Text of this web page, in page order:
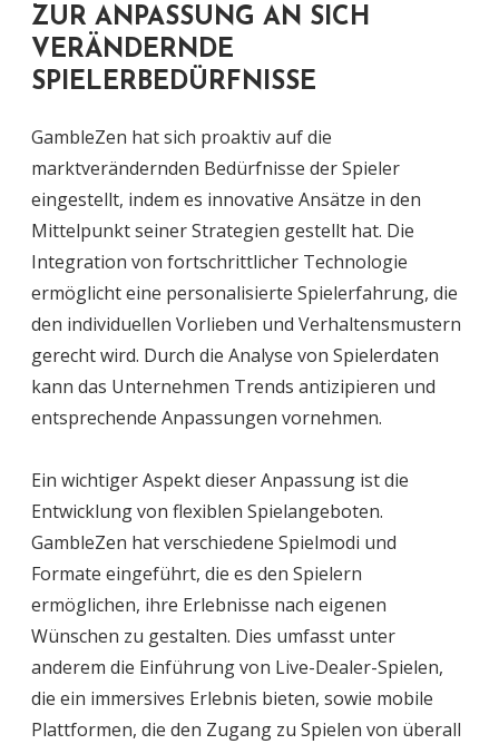
ZUR ANPASSUNG AN SICH
VERÄNDERNDE
SPIELERBEDÜRFNISSE
GambleZen hat sich proaktiv auf die
marktverändernden Bedürfnisse der Spieler
eingestellt, indem es innovative Ansätze in den
Mittelpunkt seiner Strategien gestellt hat. Die
Integration von fortschrittlicher Technologie
ermöglicht eine personalisierte Spielerfahrung, die
den individuellen Vorlieben und Verhaltensmustern
gerecht wird. Durch die Analyse von Spielerdaten
kann das Unternehmen Trends antizipieren und
entsprechende Anpassungen vornehmen.
Ein wichtiger Aspekt dieser Anpassung ist die
Entwicklung von flexiblen Spielangeboten.
GambleZen hat verschiedene Spielmodi und
Formate eingeführt, die es den Spielern
ermöglichen, ihre Erlebnisse nach eigenen
Wünschen zu gestalten. Dies umfasst unter
anderem die Einführung von Live-Dealer-Spielen,
die ein immersives Erlebnis bieten, sowie mobile
Plattformen, die den Zugang zu Spielen von überall